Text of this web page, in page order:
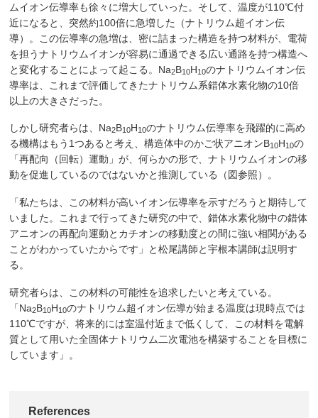
ムイオン伝導率も徐々に増大していった。そして、温度が110℃付
近になると、突然約100倍に急増した（ナトリウム超イオン伝
導）。この伝導率の急増は、密に詰まった構造を持つ材料が、電荷
を担うナトリウムイオンが容易に通過できる広い通路を持つ構造へ
と変化することによって起こる。Na2B10H10のナトリウムイオン伝
導率は、これまで評価してきたナトリウム系錯体水素化物の10倍
以上の大きさだった。
しかし研究者らは、Na2B10H10のナトリウム伝導率を飛躍的に高め
る機構はもう1つあると考え、構造体中のかご状アニオンB10H10の
「再配向（回転）運動」が、何らかの形で、ナトリウムイオンの移
動を促進しているのではないかと推測している（図参照）。
「私たちは、この材料が高いイオン伝導率を示すだろうと期待して
いました。これまで行ってきた研究の中で、錯体水素化物中の錯体
アニオンの再配向運動とカチオンの移動度との間に強い相関がある
ことがわかっていたからです」と松尾講師と宇根本講師は説明す
る。
研究者らは、この材料の可能性を追求したいと考えている。
「Na2B10H10のナトリウム超イオン伝導が始まる温度は現時点では
110℃ですが、将来的には室温付近まで低くして、この材料を電解
質として用いた全固体ナトリウム二次電池を構築することを目標に
しています」。
References